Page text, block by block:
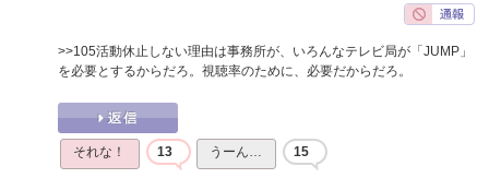
>>105活動休止しない理由は事務所が、いろんなテレビ局が「JUMP」
を必要とするからだろ。視聴率のために、必要だからだろ。
それな！ 13 うーん… 15